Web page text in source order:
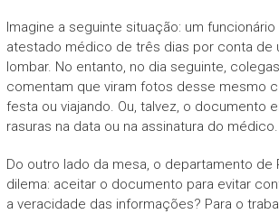
Imagine a seguinte situação: um
atestado médico de três dias por conta de
lombar. No entanto, no dia seguinte,
comentam que viram fotos desse mesmo
festa ou viajando. Ou, talvez, o documento
rasuras na data ou na assinatura do médico.
Do outro lado da mesa, o departamento de
dilema: aceitar o documento para evitar
a veracidade das informações? Para o